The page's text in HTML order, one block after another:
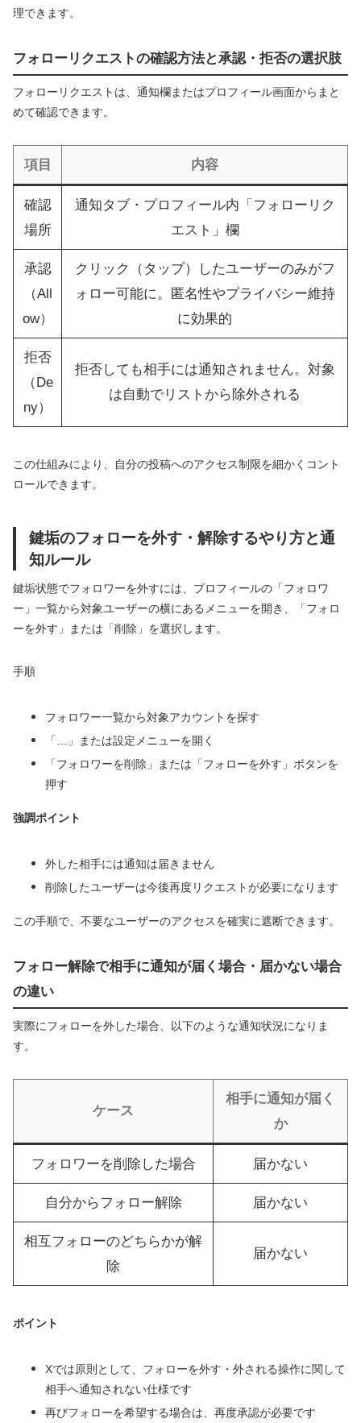
理できます。
フォローリクエストの確認方法と承認・拒否の選択肢
フォローリクエストは、通知欄またはプロフィール画面からまと
めて確認できます。
項目 内容
確認
場所
通知タブ・プロフィール内「フォローリク
エスト」欄
承認
（All
ow）
クリック（タップ）したユーザーのみがフ
ォロー可能に。匿名性やプライバシー維持
に効果的
拒否
（De
ny）
拒否しても相手には通知されません。対象
は自動でリストから除外される
この仕組みにより、自分の投稿へのアクセス制限を細かくコント
ロールできます。
鍵垢のフォローを外す・解除するやり方と通
知ルール
鍵垢状態でフォロワーを外すには、プロフィールの「フォロワ
ー」一覧から対象ユーザーの横にあるメニューを開き、「フォロ
ーを外す」または「削除」を選択します。
手順
フォロワー一覧から対象アカウントを探す
「…」または設定メニューを開く
「フォロワーを削除」または「フォローを外す」ボタンを
押す
強調ポイント
外した相手には通知は届きません
削除したユーザーは今後再度リクエストが必要になります
この手順で、不要なユーザーのアクセスを確実に遮断できます。
フォロー解除で相手に通知が届く場合・届かない場合
の違い
実際にフォローを外した場合、以下のような通知状況になりま
す。
ケース
相手に通知が届く
か
フォロワーを削除した場合 届かない
自分からフォロー解除 届かない
相互フォローのどちらかが解
除
届かない
ポイント
Xでは原則として、フォローを外す・外される操作に関して
相手へ通知されない仕様です
再びフォローを希望する場合は、再度承認が必要です